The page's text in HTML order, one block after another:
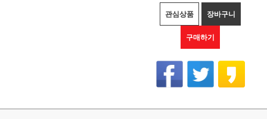
관심상품 장바구니
구매하기